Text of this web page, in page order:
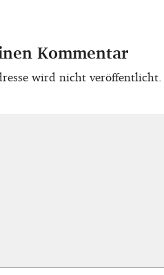
Kommentar
wird nicht veröffentlicht.